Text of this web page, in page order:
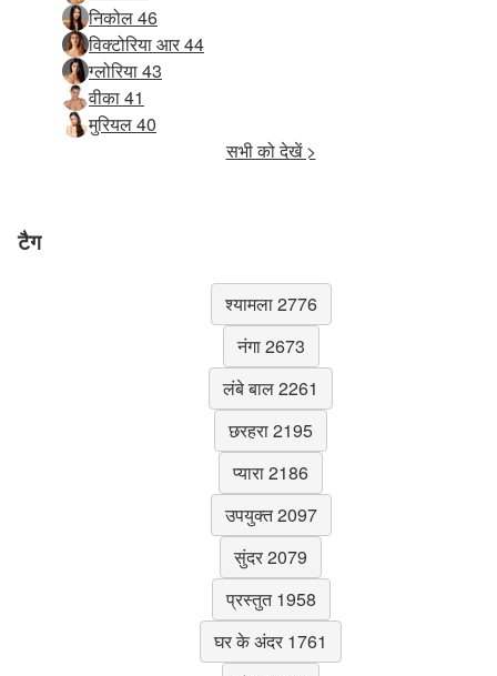
निकोल 46
विक्टोरिया आर 44
ग्लोरिया 43
वीका 41
मुरियल 40
सभी को देखें >
टैग
श्यामला 2776
नंगा 2673
लंबे बाल 2261
छरहरा 2195
प्यारा 2186
उपयुक्त 2097
सुंदर 2079
प्रस्तुत 1958
घर के अंदर 1761